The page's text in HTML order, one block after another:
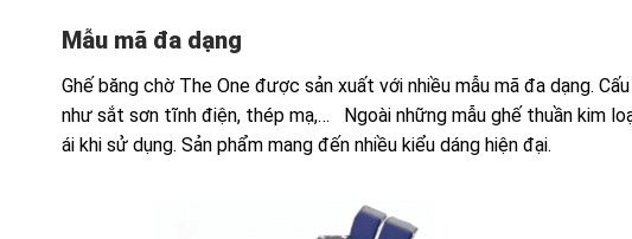
Mẫu mã đa dạng
Ghế băng chờ The One được sản xuất với nhiều mẫu mã đa dạng.
như sắt sơn tĩnh điện, thép mạ,… Ngoài những mẫu ghế thuần kim
ái khi sử dụng. Sản phẩm mang đến nhiều kiểu dáng hiện đại.